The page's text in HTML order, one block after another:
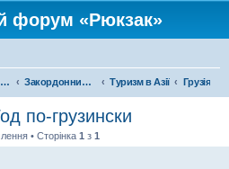
форум «Рюкзак»
Туристичний форум «Рюкзак» Закордонний туризм Туризм в Азії Грузія
по-грузински
• Сторінка 1 з 1